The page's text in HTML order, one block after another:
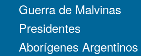
Guerra de Malvinas
Presidentes
Aborígenes Argentinos